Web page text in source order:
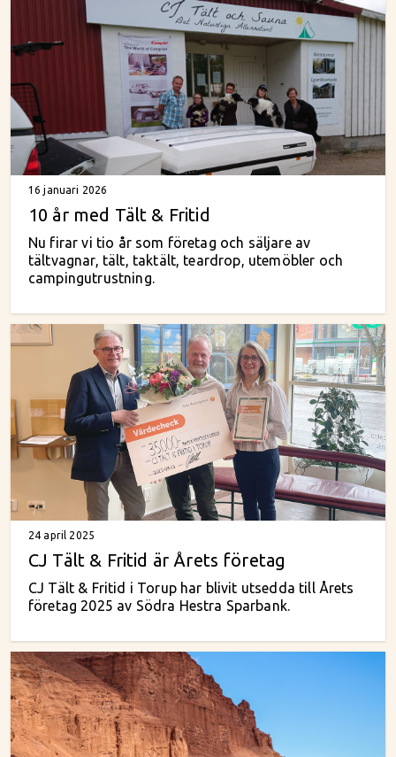
16 januari 2026
10 år med Tält & Fritid
Nu firar vi tio år som företag och säljare av
tältvagnar, tält, taktält, teardrop, utemöbler och
campingutrustning.
24 april 2025
CJ Tält & Fritid är Årets företag
CJ Tält & Fritid i Torup har blivit utsedda till Årets
företag 2025 av Södra Hestra Sparbank.